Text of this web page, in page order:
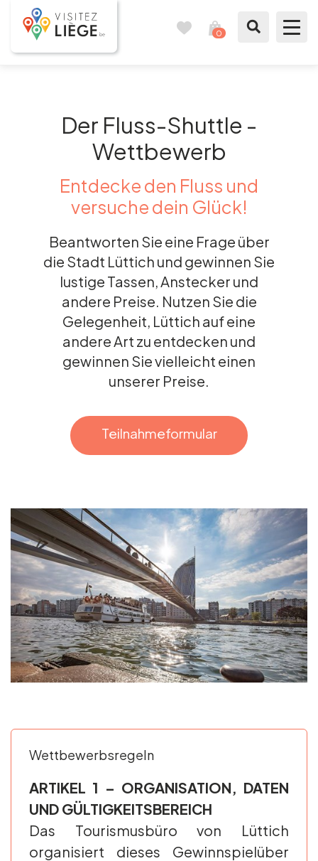
0
Wie ein Bürger von Lüttich
Meinen Aufenthalt vorbereiten
Unsere Vorschläge
Stadt Lüttich
Agenda
Gruppen und Reiseveranstalter
Der Fluss-Shuttle -
Wettbewerb
Entdecke den Fluss und
versuche dein Glück!
Beantworten Sie eine Frage über
die Stadt Lüttich und gewinnen Sie
lustige Tassen, Anstecker und
andere Preise. Nutzen Sie die
Gelegenheit, Lüttich auf eine
andere Art zu entdecken und
gewinnen Sie vielleicht einen
unserer Preise.
Teilnahmeformular
Wettbewerbsregeln
ARTIKEL 1 – ORGANISATION, DATEN
UND GÜLTIGKEITSBEREICH
Das Tourismusbüro von Lüttich
organisiert dieses Gewinnspielüber